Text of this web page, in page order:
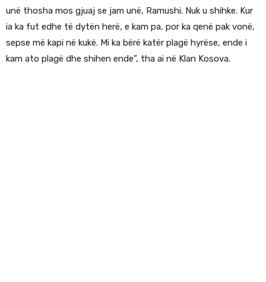
unë thosha mos gjuaj se jam unë, Ramushi. Nuk u shihke. Kur
ia ka fut edhe të dytën herë, e kam pa, por ka qenë pak vonë,
sepse më kapi në kukë. Mi ka bërë katër plagë hyrëse, ende i
kam ato plagë dhe shihen ende”, tha ai në Klan Kosova.